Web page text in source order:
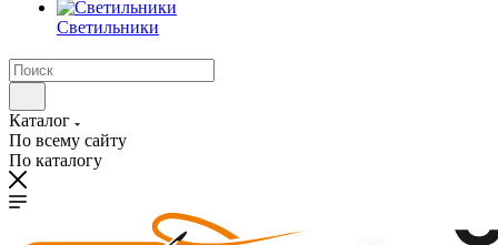
Светильники
Каталог
По всему сайту
По каталогу